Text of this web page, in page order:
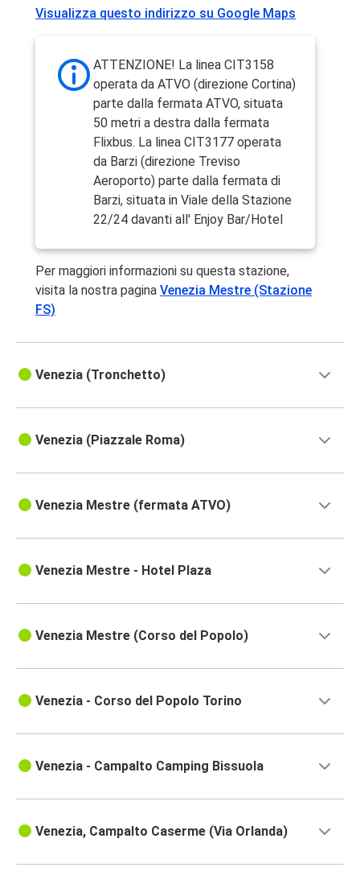
Visualizza questo indirizzo su Google Maps
ATTENZIONE! La linea CIT3158
operata da ATVO (direzione Cortina)
parte dalla fermata ATVO, situata
50 metri a destra dalla fermata
Flixbus. La linea CIT3177 operata
da Barzi (direzione Treviso
Aeroporto) parte dalla fermata di
Barzi, situata in Viale della Stazione
22/24 davanti all' Enjoy Bar/Hotel
Per maggiori informazioni su questa stazione,
visita la nostra pagina Venezia Mestre (Stazione
FS)
Venezia (Tronchetto)
Venezia (Piazzale Roma)
Venezia Mestre (fermata ATVO)
Venezia Mestre - Hotel Plaza
Venezia Mestre (Corso del Popolo)
Venezia - Corso del Popolo Torino
Venezia - Campalto Camping Bissuola
Venezia, Campalto Caserme (Via Orlanda)